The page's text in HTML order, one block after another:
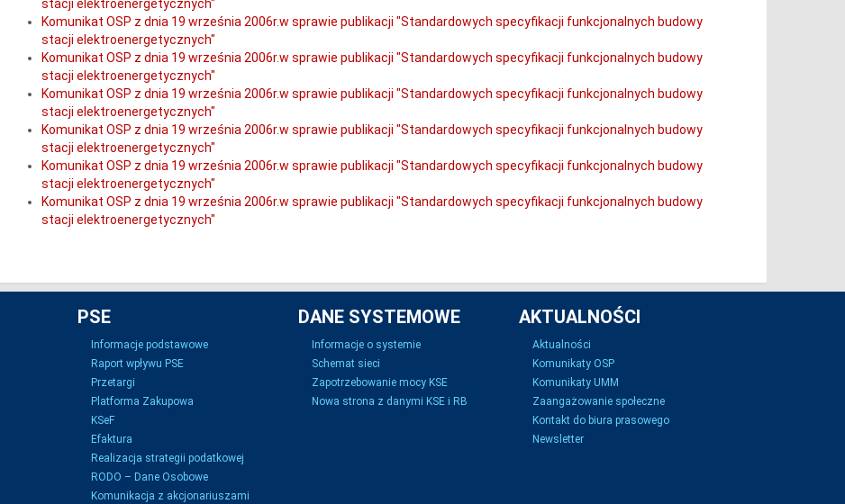
stacji elektroenergetycznych"
Komunikat OSP z dnia 19 września 2006r.w sprawie publikacji "Standardowych specyfikacji funkcjonalnych budowy
stacji elektroenergetycznych"
Komunikat OSP z dnia 19 września 2006r.w sprawie publikacji "Standardowych specyfikacji funkcjonalnych budowy
stacji elektroenergetycznych"
Komunikat OSP z dnia 19 września 2006r.w sprawie publikacji "Standardowych specyfikacji funkcjonalnych budowy
stacji elektroenergetycznych"
Komunikat OSP z dnia 19 września 2006r.w sprawie publikacji "Standardowych specyfikacji funkcjonalnych budowy
stacji elektroenergetycznych"
Komunikat OSP z dnia 19 września 2006r.w sprawie publikacji "Standardowych specyfikacji funkcjonalnych budowy
stacji elektroenergetycznych"
Komunikat OSP z dnia 19 września 2006r.w sprawie publikacji "Standardowych specyfikacji funkcjonalnych budowy
stacji elektroenergetycznych"
PSE
Informacje podstawowe
Raport wpływu PSE
Przetargi
Platforma Zakupowa
KSeF
Efaktura
Realizacja strategii podatkowej
RODO – Dane Osobowe
Komunikacja z akcjonariuszami
DANE SYSTEMOWE
Informacje o systemie
Schemat sieci
Zapotrzebowanie mocy KSE
Nowa strona z danymi KSE i RB
AKTUALNOŚCI
Aktualności
Komunikaty OSP
Komunikaty UMM
Zaangażowanie społeczne
Kontakt do biura prasowego
Newsletter